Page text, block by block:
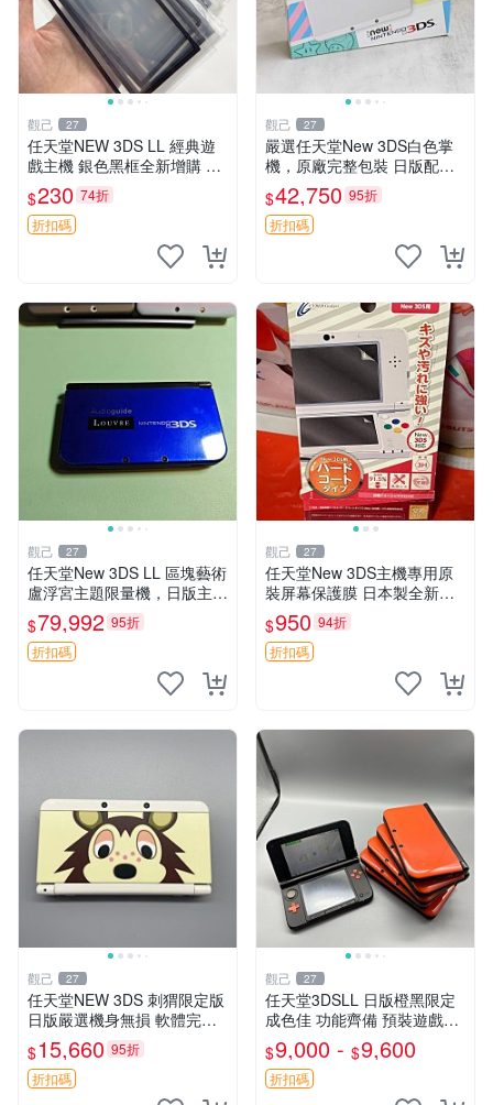
觀己 27
任天堂NEW 3DS LL 經典遊
戲主機 銀色黑框全新增購 3d
s ll 主機 上世代遊戲機具收藏
嚴選
$230 74折
折扣碼
觀己 27
嚴選任天堂New 3DS白色掌
機，原廠完整包裝 日版配齊
新小三 全套 白色掌機 Ninten
do 掌機配件
$42,750 95折
折扣碼
觀己 27
任天堂New 3DS LL 區塊藝術
盧浮宮主題限量機，日版主板
原配，附吊飾未配線，全新收
藏款 區塊藝術 盧浮宮 卡帶盒
$79,992 95折
折扣碼
觀己 27
任天堂New 3DS主機專用原
裝屏幕保護膜 日本製全新未
拆 匹配度100% 新3DS 主機
膜片 屏保膜
$950 94折
折扣碼
觀己 27
任天堂NEW 3DS 刺猬限定版
日版嚴選機身無損 軟體完好
附原裝保護膜 刺猬限定 NEW
3DS 功能齊全 附膜日版 任天
堂NEW 3DS 刺猬限定
$15,660 95折
折扣碼
觀己 27
任天堂3DSLL 日版橙黑限定
成色佳 功能齊備 預裝遊戲內
存卡附送 3DS 3D 測試 游戲
機
$9,000 - $9,600
折扣碼